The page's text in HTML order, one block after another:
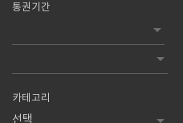
Facebook 로그
통권기간
카테고리